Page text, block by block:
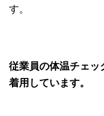
す。
従業員の体温チェッ
着用しています。